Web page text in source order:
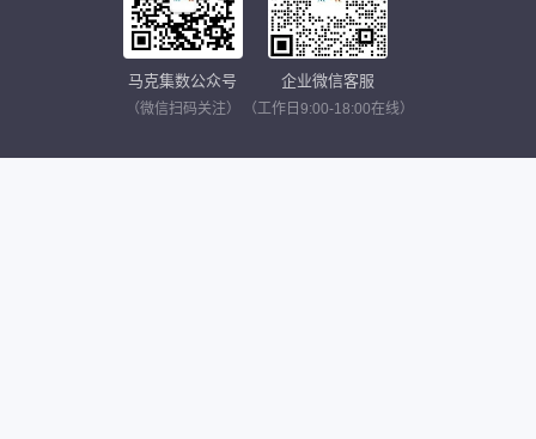
马克集数公众号
（微信扫码关注）
企业微信客服
（工作日9:00-18:00在线）